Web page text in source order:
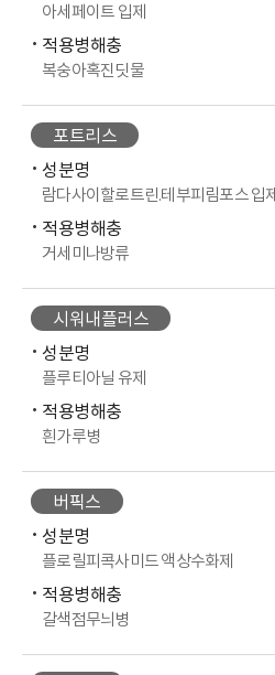
아세페이트 입제
적용병해충
복숭아혹진딧물
포트리스
성분명
람다사이할로트린.테부피림포스 입제
적용병해충
거세미나방류
시워내플러스
성분명
플루티아닐 유제
적용병해충
흰가루병
버픽스
성분명
플로릴피콕사미드 액상수화제
적용병해충
갈색점무늬병